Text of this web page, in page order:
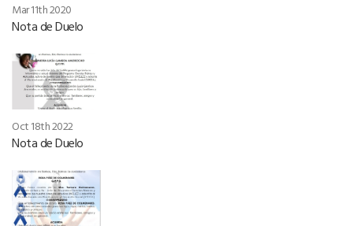
Mar 11th 2020
Nota de Duelo
Oct 18th 2022
Nota de Duelo